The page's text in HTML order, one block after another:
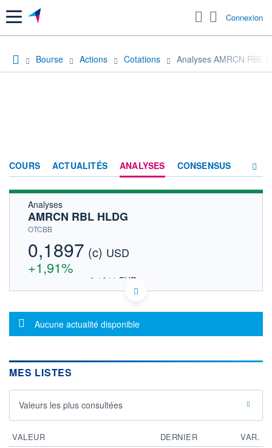
Menu Connexion
Bourse Actions Cotations Analyses AMRCN RBL
COURS ACTUALITÉS ANALYSES CONSENSUS
Analyses
AMRCN RBL HLDG
OTCBB
0,1897 (c) USD
+1,91%
0,1641 EUR
INDICE DE RÉFÉRENCE NASDAQ COMPOSITE
DONNÉES TEMPS DIFFÉRÉ
19h48
0,19
Message d'information
Aucune actualité disponible
MES LISTES
Valeurs les plus consultées
VALEUR DERNIER
VAR.